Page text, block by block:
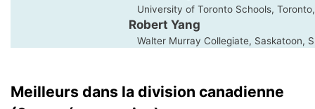
University of Toronto Schools,
Robert Yang
Walter Murray Collegiate, Saskatoon,
Meilleurs dans la division canadienne